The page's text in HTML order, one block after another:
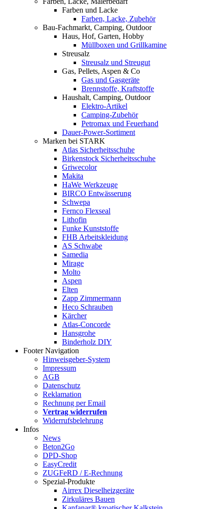
Farben und Lacke
Farben, Lacke, Zubehör
Bau-Fachmarkt, Camping, Outdoor
Haus, Hof, Garten, Hobby
Müllboxen und Grillkamine
Streusalz
Streusalz und Streugut
Gas, Pellets, Aspen & Co
Gas und Gasgeräte
Brennstoffe, Kraftstoffe
Haushalt, Camping, Outdoor
Elektro-Artikel
Camping-Zubehör
Petromax und Feuerhand
Dauer-Power-Sortiment
Marken bei STARK
Atlas Sicherheitsschuhe
Birkenstock Sicherheitsschuhe
Griwecolor
Makita
HaWe Werkzeuge
BIRCO Entwässerung
Schwepa
Fernco Flexseal
Lithofin
Funke Kunststoffe
FHB Arbeitskleidung
AS Schwabe
Samedia
Mirage
Molto
Aspen
Elten
Zapp Zimmermann
Heco Schrauben
Kärcher
Atlas-Concorde
Hansgrohe
Binderholz DIY
Footer Navigation
Hinweisgeber-System
Impressum
AGB
Datenschutz
Reklamation
Rechnung per Email
Vertrag widerrufen
Widerrufsbelehrung
Infos
News
Beton2Go
DPD-Shop
EasyCredit
ZUGFeRD / E-Rechnung
Spezial-Produkte
Airrex Dieselheizgeräte
Zirkuläres Bauen